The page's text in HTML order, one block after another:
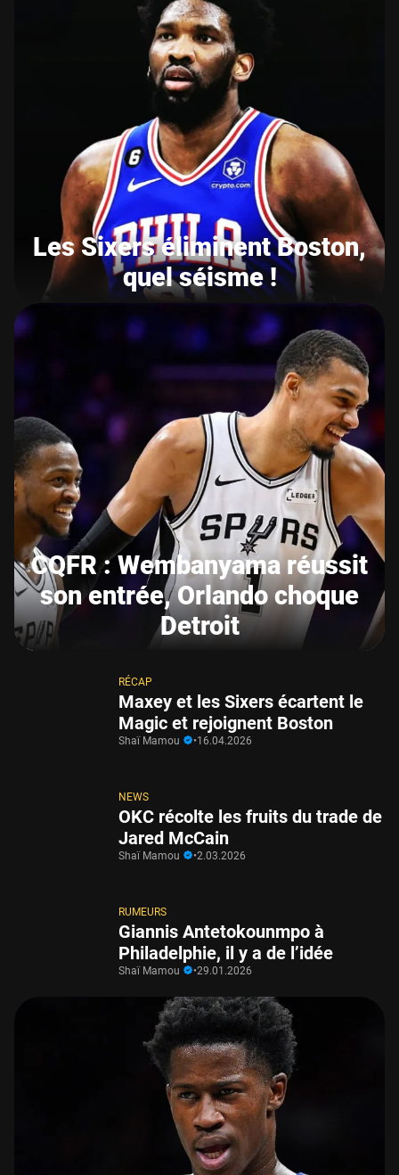
Les Sixers éliminent Boston,
quel séisme !
CQFR : Wembanyama réussit
son entrée, Orlando choque
Detroit
RÉCAP
Maxey et les Sixers écartent le
Magic et rejoignent Boston
Shaï Mamou •16.04.2026
NEWS
OKC récolte les fruits du trade de
Jared McCain
Shaï Mamou •2.03.2026
RUMEURS
Giannis Antetokounmpo à
Philadelphie, il y a de l’idée
Shaï Mamou •29.01.2026